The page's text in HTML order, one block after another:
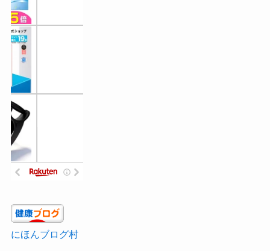
にほんブログ村